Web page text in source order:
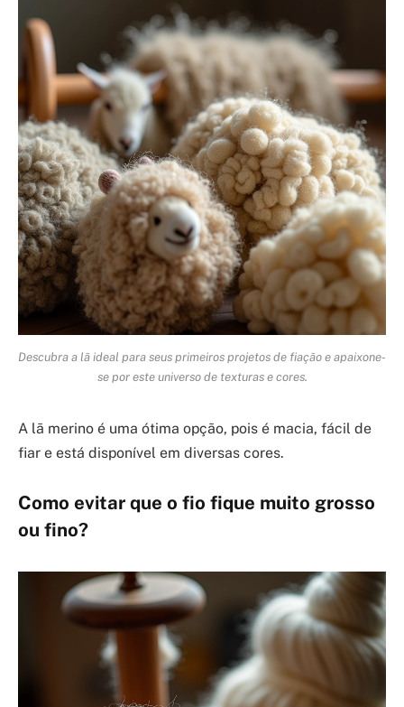
Descubra a lã ideal para seus primeiros projetos de fiação e apaixone-
se por este universo de texturas e cores.
A lã merino é uma ótima opção, pois é macia, fácil de
fiar e está disponível em diversas cores.
Como evitar que o fio fique muito grosso
ou fino?